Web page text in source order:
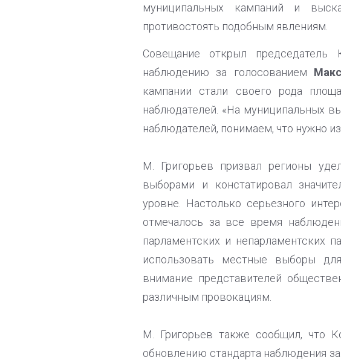
муниципальных кампаний и
противостоять подобным явлениям.
Совещание открыл
наблюдению за голосованием
кампании стали своего рода
наблюдателей. «На муниципальных
наблюдателей, понимаем, что нужно
М. Григорьев призвал регионы
выборами и констатировал
уровне. Настолько серьезного
отмечалось за все время
парламентских и непарламентских
использовать местные выборы
внимание представителей
различным провокациям.
М. Григорьев также сообщил, что
обновлению стандарта наблюдения